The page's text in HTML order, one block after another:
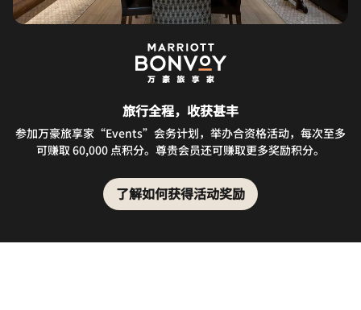
旅行全程，收获甚丰
参加万豪旅享家“Events”会务计划，举办合资格活动，每次至多
可赚取 60,000 点积分。尊贵会员还可赚取更多奖励积分。
了解如何获得活动奖励